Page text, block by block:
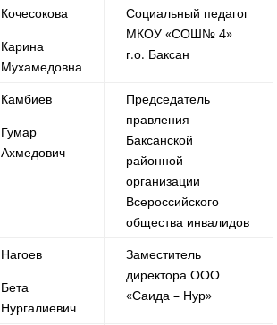
Кочесокова
Карина
Мухамедовна
Социальный педагог
МКОУ «СОШ№ 4»
г.о. Баксан
Камбиев
Гумар
Ахмедович
Председатель
правления
Баксанской
районной
организации
Всероссийского
общества инвалидов
Нагоев
Бета
Нургалиевич
Заместитель
директора ООО
«Саида – Нур»